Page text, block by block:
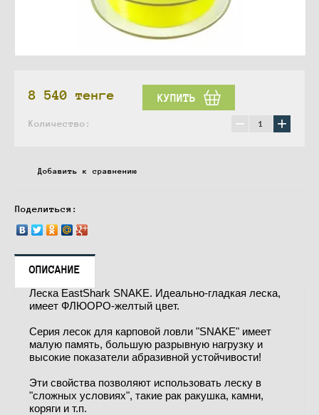
8 540 тенге КУПИТЬ
Количество: − +
Добавить к сравнению
Поделиться:
ОПИСАНИЕ
Леска EastShark SNAKE. Идеально-гладкая леска,
имеет ФЛЮОРО-желтый цвет.
Серия лесок для карповой ловли "SNAKE" имеет
малую память, большую разрывную нагрузку и
высокие показатели абразивной устойчивости!
Эти свойства позволяют использовать леску в
"сложных условиях", такие рак ракушка, камни,
коряги и т.п.